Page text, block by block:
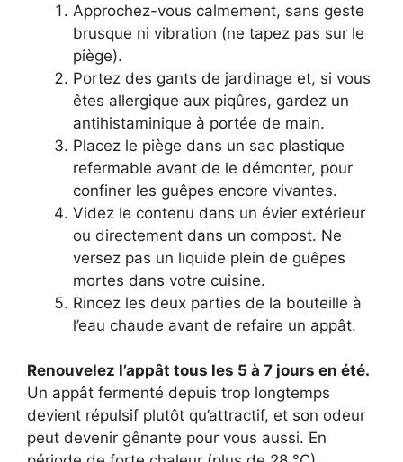
Approchez-vous calmement, sans geste
brusque ni vibration (ne tapez pas sur le
piège).
Portez des gants de jardinage et, si vous
êtes allergique aux piqûres, gardez un
antihistaminique à portée de main.
Placez le piège dans un sac plastique
refermable avant de le démonter, pour
confiner les guêpes encore vivantes.
Videz le contenu dans un évier extérieur
ou directement dans un compost. Ne
versez pas un liquide plein de guêpes
mortes dans votre cuisine.
Rincez les deux parties de la bouteille à
l’eau chaude avant de refaire un appât.
Renouvelez l’appât tous les 5 à 7 jours en été.
Un appât fermenté depuis trop longtemps
devient répulsif plutôt qu’attractif, et son odeur
peut devenir gênante pour vous aussi. En